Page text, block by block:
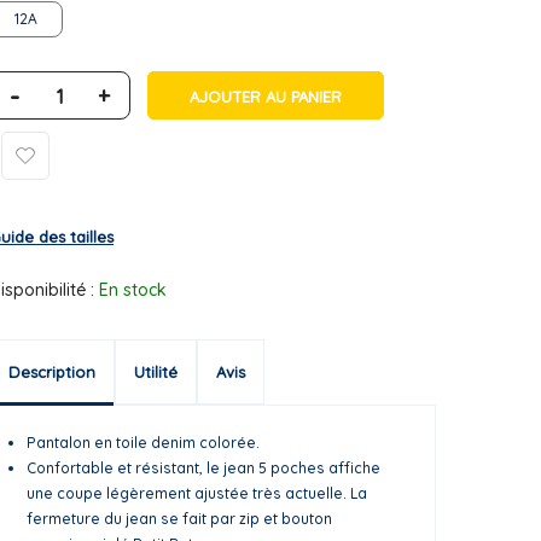
12A
- + AJOUTER AU PANIER
des tailles
: En stock
Description Utilité Avis
Pantalon en toile denim colorée.
Confortable et résistant, le jean 5 poches affiche
une coupe légèrement ajustée très actuelle. La
fermeture du jean se fait par zip et bouton